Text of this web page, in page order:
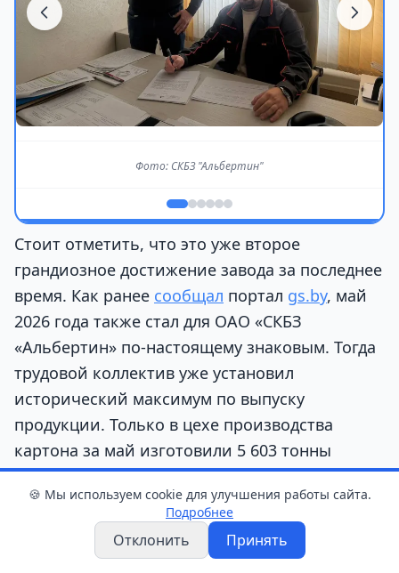
Фото: СКБЗ "Альбертин"
Стоит отметить, что это уже второе
грандиозное достижение завода за последнее
время. Как ранее сообщал портал gs.by, май
2026 года также стал для ОАО «СКБЗ
«Альбертин» по-настоящему знаковым. Тогда
трудовой коллектив уже установил
исторический максимум по выпуску
продукции. Только в цехе производства
картона за май изготовили 5 603 тонны
товарной продукции, подняв планку почти на
150 тонн по сравнению с предыдущим
достижением марта 2025 года (5 457 тонн).
Общая выработка по всему заводу в мае
🍪 Мы используем cookie для улучшения работы сайта.
Подробнее
Отклонить Принять